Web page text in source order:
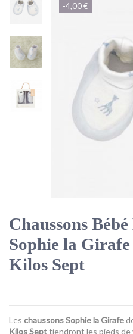
-4,00 €
Chaussons
Sophie la
Kilos Sept
Les chaussons Sophie la Girafe
Kilos Septtiendront les pieds